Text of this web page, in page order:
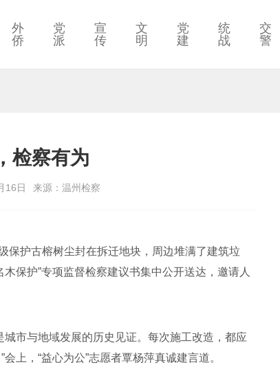
外
侨
党
派
宣
传
文
明
党
建
统
战
交
警
检察有为
16日 来源：温州检察
保护古榕树尘封在拆迁地块，周边堆满了建筑垃
保护”专项监督检察建议书集中公开送达，邀请人
市与地域发展的历史见证。每次施工改造，都应
上，“益心为公”志愿者覃杨萍真诚建言道。